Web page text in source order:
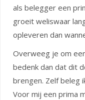
als belegger een
groeit weliswaar
opleveren dan
Overweeg je om
bedenk dan dat dit
brengen. Zelf beleg
Voor mij een prima